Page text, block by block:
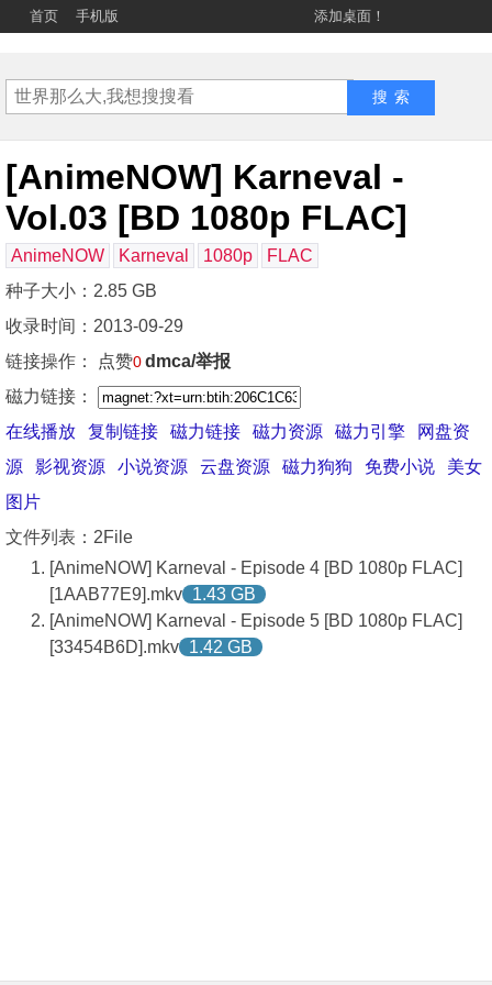
首页 手机版 添加桌面！
[AnimeNOW] Karneval -
Vol.03 [BD 1080p FLAC]
AnimeNOW Karneval 1080p
FLAC
种子大小：2.85 GB
收录时间：2013-09-29
链接操作：
点赞0dmca/举报
磁力链接：
在线播放
复制链接 磁力链接 磁力资源 磁力引擎
网盘资
源
影视资源 小说资源 云盘资源 磁力狗狗 免费小说
美女
图片
文件列表：2File
[AnimeNOW] Karneval - Episode 4 [BD 1080p FLAC]
[1AAB77E9].mkv 1.43 GB
[AnimeNOW] Karneval - Episode 5 [BD 1080p FLAC]
[33454B6D].mkv 1.42 GB